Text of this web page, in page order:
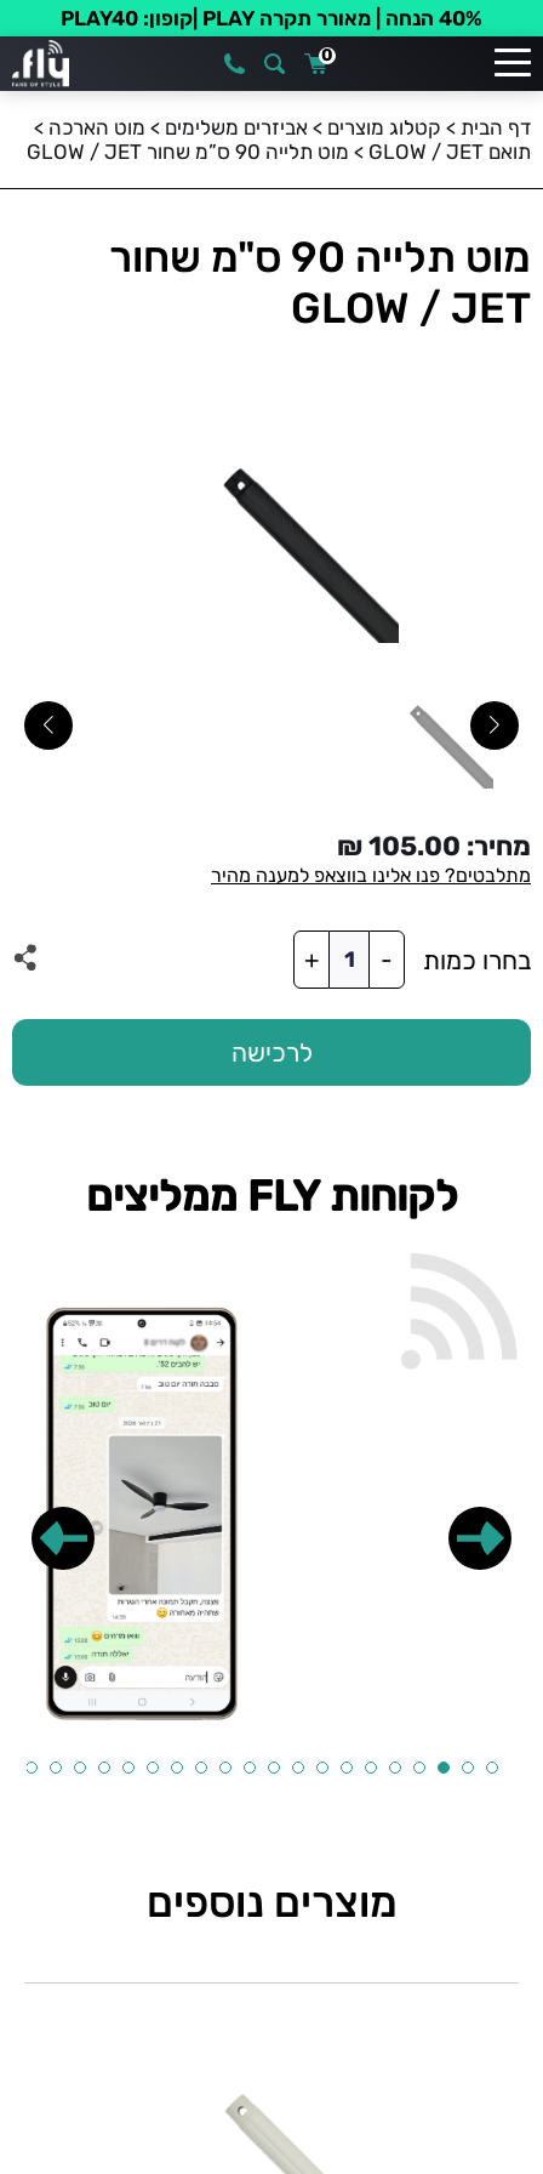
40% הנחה | מאורר תקרה PLAY |קופון: PLAY40
0
דף הבית > קטלוג מוצרים > אביזרים משלימים > מוט הארכה >
תואם GLOW / JET
> מוט תלייה 90 ס”מ שחור GLOW / JET
מוט תלייה 90 ס"מ שחור
GLOW / JET
מחיר: 105.00
₪
מתלבטים? פנו אלינו בווצאפ למענה מהיר
בחרו כמות -
של
מוט
תלייה
שחור
+
לרכישה
לקוחות FLY ממליצים
מוצרים נוספים